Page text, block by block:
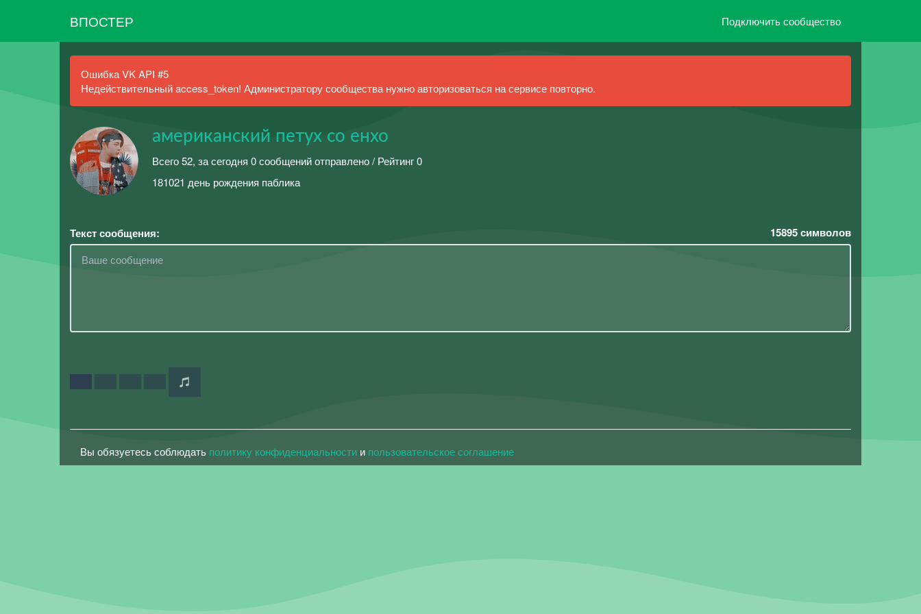
ВПОСТЕР Подключить сообщество
Ошибка VK API #5
Недействительный access_token! Администратору сообщества нужно авторизоваться на сервисе повторно.
американский петух со енхо
Всего 52, за сегодня 0 сообщений отправлено / Рейтинг 0
181021 день рождения паблика
Текст сообщения: 15895символов
Вы обязуетесь соблюдать политику конфиденциальности и пользовательское соглашение